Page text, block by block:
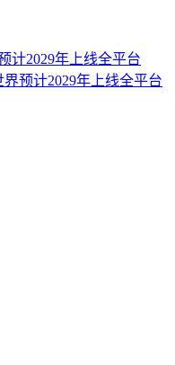
预计2029年上线全平台